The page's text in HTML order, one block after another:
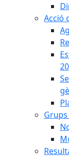
Acció